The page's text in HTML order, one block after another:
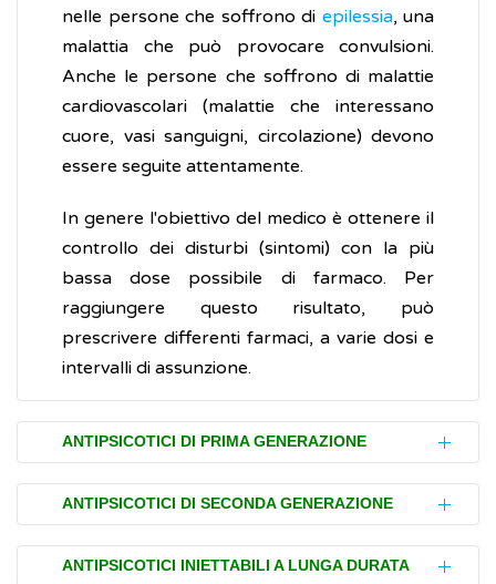
nelle persone che soffrono di epilessia, una
malattia che può provocare convulsioni.
Anche le persone che soffrono di malattie
cardiovascolari (malattie che interessano
cuore, vasi sanguigni, circolazione) devono
essere seguite attentamente.
In genere l'obiettivo del medico è ottenere il
controllo dei disturbi (sintomi) con la più
bassa dose possibile di farmaco. Per
raggiungere questo risultato, può
prescrivere differenti farmaci, a varie dosi e
intervalli di assunzione.
ANTIPSICOTICI DI PRIMA GENERAZIONE
Gli antipsicotici di prima generazione (ossia
quelli prodotti per primi) sono chiamati
ancheantipsicotici tipici o neurolettici. Oltre
ANTIPSICOTICI DI SECONDA GENERAZIONE
Gli antipsicotici di seconda generazione, detti
ANTIPSICOTICI INIETTABILI A LUNGA DURATA